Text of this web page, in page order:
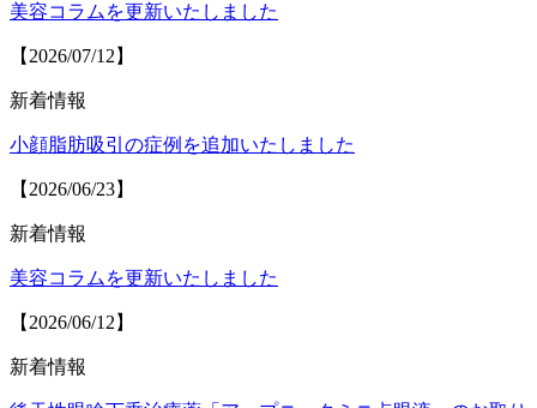
美容コラムを更新いたしました
【2026/07/12】
新着情報
小顔脂肪吸引の症例を追加いたしました
【2026/06/23】
新着情報
美容コラムを更新いたしました
【2026/06/12】
新着情報